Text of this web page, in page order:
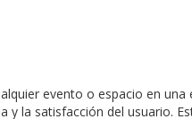
evento o espacio en una
y la satisfacción del usuario.